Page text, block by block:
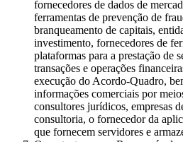
fornecedores de dados de
ferramentas de prevenção de
branqueamento de capitais,
investimento, fornecedores de
plataformas para a prestação de
transações e operações
execução do Acordo-Quadro,
informações comerciais por
consultores jurídicos, empresas
consultoria, o fornecedor da
que fornecem servidores e